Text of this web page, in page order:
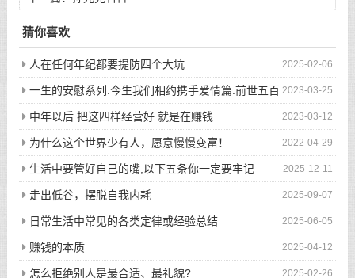
猜你喜欢
2025-02-06
人在任何年纪都要提防四个大坑
2023-03-25
一生的安慰系列:今生我们相约携手爱情篇:前世五百
次的回眸才换来今生的相遇
2023-03-12
中年以后 把这四样经营好 就是在赚钱
2022-04-29
为什么这个世界少有人，愿意慢慢变富！
2025-12-11
生活中要管好自己的嘴,以下五条你一定要牢记
2025-09-07
走出低谷，摆脱自我内耗
2025-06-05
日常生活中常见的各类定律或经验总结
2025-04-12
赚钱的本质
2025-02-26
怎么拒绝别人是最合适、最礼貌?